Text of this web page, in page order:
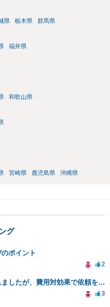
なります。 会社等との交渉が必
ら、自ら話してくると思います
で、詳細もしくは対応を最寄り
県 栃木県 群馬県
福井県
和歌山県
宮崎県 鹿児島県 沖縄県
グ
ポイント
2
警察には弁護士を勧められましたが、費用対効果で依頼をすることを躊躇しています。
3